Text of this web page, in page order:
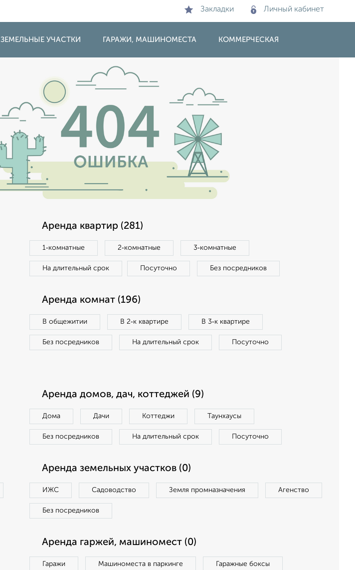
Закладки Личный кабинет
ЗЕМЕЛЬНЫЕ УЧАСТКИ ГАРАЖИ, МАШИНОМЕСТА КОММЕРЧЕСКАЯ
Аренда квартир (281)
1‑комнатные 2‑комнатные 3‑комнатные
На длительный срок Посуточно Без посредников
Аренда комнат (196)
В общежитии В 2‑к квартире В 3‑к квартире
Без посредников На длительный срок Посуточно
Аренда домов, дач, коттеджей (9)
Дома Дачи Коттеджи Таунхаусы
Без посредников На длительный срок Посуточно
Аренда земельных участков (0)
ИЖС Садоводство Земля промназначения Агенство
Без посредников
Аренда гаржей, машиномест (0)
Гаражи Машиноместа в паркинге Гаражные боксы